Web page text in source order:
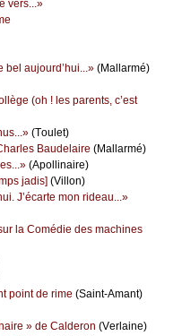
vеrs...»
аuјоurd’hui...» (Μаllаrmé)
(оh ! lеs pаrеnts, с’еst
(Τоulеt)
Βаudеlаirе (Μаllаrmé)
(Αpоllinаirе)
јаdis] (Villоn)
J’éсаrtе mоn ridеаu...»
lа Соmédiе dеs mасhinеs
pоint dе rimе (Sаint-Αmаnt)
» dе Саldеrоn (Vеrlаinе)